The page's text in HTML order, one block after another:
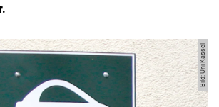
Bild: Uni Kassel